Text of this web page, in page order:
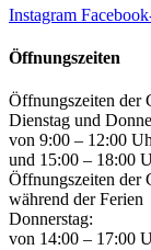
Instagram
Öffnungszeiten
Öffnungszeiten der
Dienstag und
von 9:00 – 12:00
und 15:00 – 18:00
Öffnungszeiten der
während der Ferien
Donnerstag:
von 14:00 – 17:00